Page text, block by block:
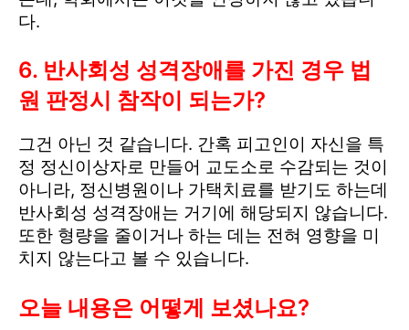
다.
6. 반사회성 성격장애를 가진 경우 법
원 판정시 참작이 되는가?
그건 아닌 것 같습니다. 간혹 피고인이 자신을 특
정 정신이상자로 만들어 교도소로 수감되는 것이
아니라, 정신병원이나 가택치료를 받기도 하는데
반사회성 성격장애는 거기에 해당되지 않습니다.
또한 형량을 줄이거나 하는 데는 전혀 영향을 미
치지 않는다고 볼 수 있습니다.
오늘 내용은 어떻게 보셨나요?